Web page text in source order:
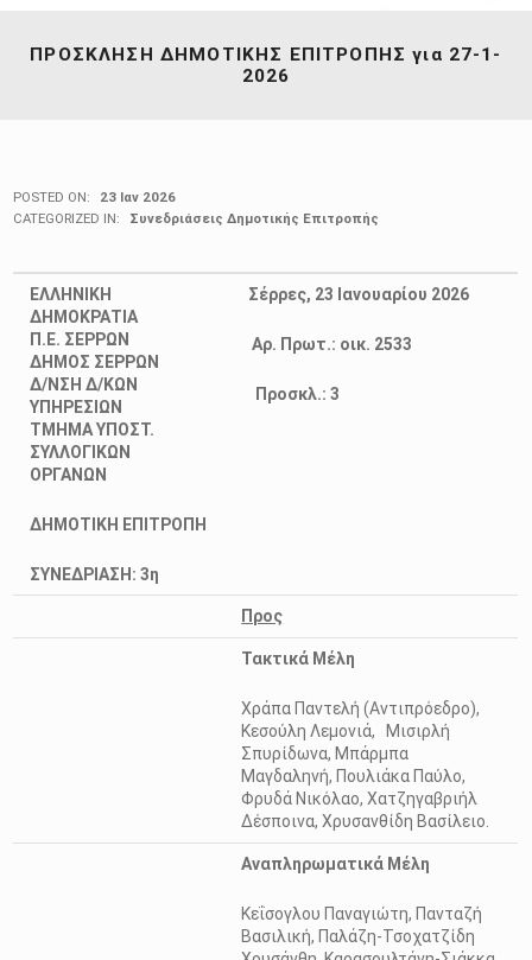
ΠΡΟΣΚΛΗΣΗ ΔΗΜΟΤΙΚΗΣ ΕΠΙΤΡΟΠΗΣ για 27-1-
2026
POSTED ON:
23 Ιαν 2026
CATEGORIZED IN:
Συνεδριάσεις Δημοτικής Επιτροπής
ΕΛΛΗΝΙΚΗ
ΔΗΜΟΚΡΑΤΙΑ
Π.Ε. ΣΕΡΡΩΝ
ΔΗΜΟΣ ΣΕΡΡΩΝ
Δ/ΝΣΗ Δ/ΚΩΝ
ΥΠΗΡΕΣΙΩΝ
ΤΜΗΜΑΥΠΟΣΤ.
ΣΥΛΛΟΓΙΚΩΝ
ΟΡΓΑΝΩΝ
ΔΗΜΟΤΙΚΗ ΕΠΙΤΡΟΠΗ
ΣΥΝΕΔΡΙΑΣΗ: 3η
Σέρρες, 23 Ιανουαρίου 2026
Αρ. Πρωτ.: οικ. 2533
Προσκλ.: 3
Προς
Τακτικά Μέλη
Χράπα Παντελή (Αντιπρόεδρο),
Κεσούλη Λεμονιά, Μισιρλή
Σπυρίδωνα, Μπάρμπα
Μαγδαληνή, Πουλιάκα Παύλο,
Φρυδά Νικόλαο, Χατζηγαβριήλ
Δέσποινα, Χρυσανθίδη Βασίλειο.
Αναπληρωματικά Μέλη
Κεΐσογλου Παναγιώτη, Πανταζή
Βασιλική, Παλάζη-Τσοχατζίδη